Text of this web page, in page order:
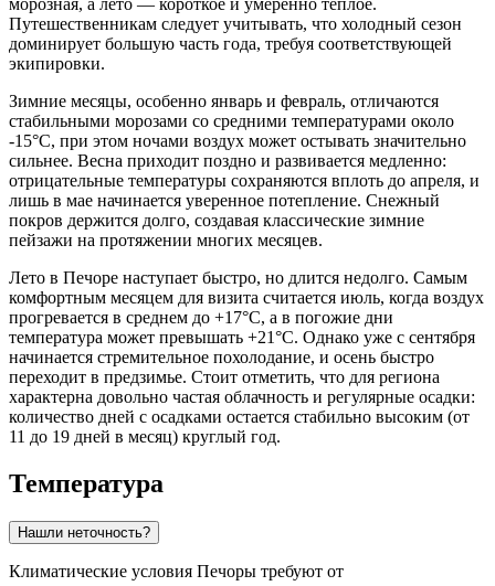
Путешественникам следует учитывать, что холодный сезон
доминирует большую часть года, требуя соответствующей
экипировки.
Зимние месяцы, особенно январь и февраль, отличаются
стабильными морозами со средними температурами около
-15°C, при этом ночами воздух может остывать значительно
сильнее. Весна приходит поздно и развивается медленно:
отрицательные температуры сохраняются вплоть до апреля, и
лишь в мае начинается уверенное потепление. Снежный
покров держится долго, создавая классические зимние
пейзажи на протяжении многих месяцев.
Лето в Печоре наступает быстро, но длится недолго. Самым
комфортным месяцем для визита считается июль, когда воздух
прогревается в среднем до +17°C, а в погожие дни
температура может превышать +21°C. Однако уже с сентября
начинается стремительное похолодание, и осень быстро
переходит в предзимье. Стоит отметить, что для региона
характерна довольно частая облачность и регулярные осадки:
количество дней с осадками остается стабильно высоким (от
11 до 19 дней в месяц) круглый год.
Температура
Нашли неточность?
Климатические условия Печоры требуют от